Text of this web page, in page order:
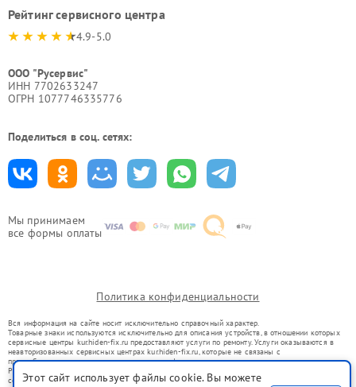
Мы принимаем
все формы оплаты
Рейтинг сервисного центра
4.9-5.0
ООО "Русервис"
ИНН 7702633247
ОГРН 1077746335776
Поделиться в соц. сетях:
Политика конфиденциальности
Вся информация на сайте носит исключительно справочный характер.
Товарные знаки используются исключительно для описания устройств, в отношении которых
сервисные центры kur.hiden-fix.ru предоставляют услуги по ремонту. Услуги оказываются в
неавторизованных сервисных центрах kur.hiden-fix.ru, которые не связаны с
правообладателями товарных знаков или их официальными представителями.
Ремонт осуществляется для устройств, уже введенных в гражданский оборот в соответствии
со статьей 1487 ГК РФ.
Этот сайт использует файлы cookie. Вы можете